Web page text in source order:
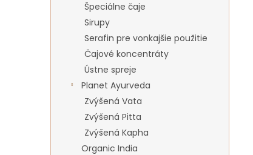
Špeciálne čaje
Sirupy
Serafin pre vonkajšie použitie
Čajové koncentráty
Ústne spreje
Planet Ayurveda
Zvýšená Vata
Zvýšená Pitta
Zvýšená Kapha
Organic India